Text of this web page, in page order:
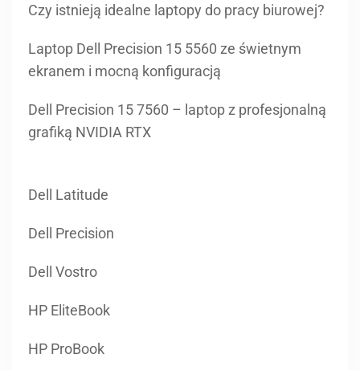
Czy istnieją idealne laptopy do pracy biurowej?
Laptop Dell Precision 15 5560 ze świetnym
ekranem i mocną konfiguracją
Dell Precision 15 7560 – laptop z profesjonalną
grafiką NVIDIA RTX
Dell Latitude
Dell Precision
Dell Vostro
HP EliteBook
HP ProBook